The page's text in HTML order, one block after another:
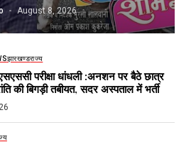
August 8, 2026
झारखण्डराज्य
परीक्षा धांधली :अनशन पर बैठे छात्र
की बिगड़ी तबीयत, सदर अस्पताल में भर्ती